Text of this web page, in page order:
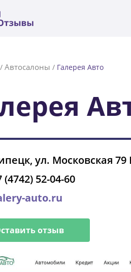
/ Автосалоны / Галерея Авто
, ул. Московская 79
(4742) 52-04-60
auto.ru
отзыв